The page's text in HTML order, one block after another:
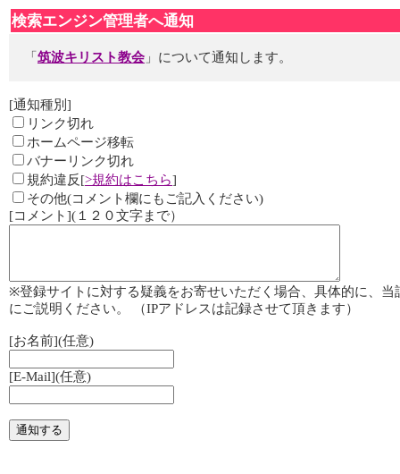
検索エンジン管理者へ通知
「 筑波キリスト教会 」について通知します。
[通知種別]
リンク切れ
ホームページ移転
バナーリンク切れ
規約違反[>規約はこちら]
その他(コメント欄にもご記入ください)
[コメント](１２０文字まで）
※登録サイトに対する疑義をお寄せいただく場合、具体的に、
にご説明ください。 （IPアドレスは記録させて頂きます）
[お名前](任意)
[E-Mail](任意)